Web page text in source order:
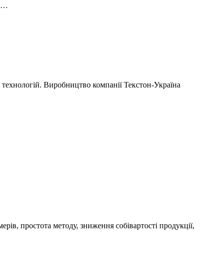
Виробництво компанії Текстон-Україна
простота методу, зниження собівартості продукції,